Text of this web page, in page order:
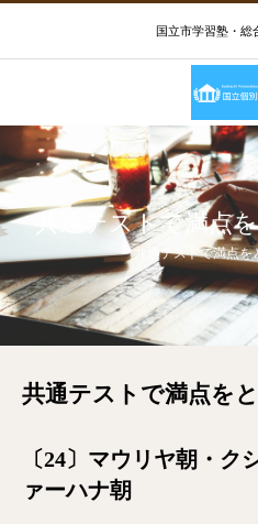
国立市学習塾・総
共通テストで満点
共通テストで満点
共通テストで満点を
〔24〕マウリヤ朝・ク
ァーハナ朝